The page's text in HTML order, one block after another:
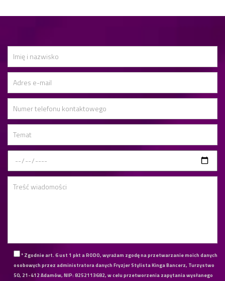
* Zgodnie art. 6 ust 1 pkt a RODO, wyrażam zgodę na przetwarzanie moich danych
osobowych przez administratora danych Fryzjer Stylista Kinga Bancerz, Turzystwo
50, 21-412 Adamów, NIP: 8252113682, w celu przetworzenia zapytania wysłanego